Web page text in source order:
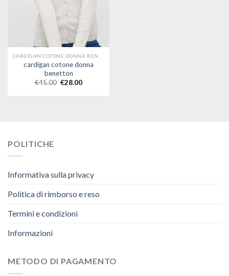
cardigan cotone donna
benetton
€45.00 €28.00
POLITICHE
Informativa sulla privacy
Politica di rimborso e reso
Termini e condizioni
Informazioni
METODO DI PAGAMENTO